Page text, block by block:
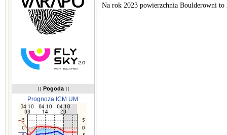
:: Pogoda ::
Prognoza ICM UM
Na rok 2023 powierzchnia Boulderowni to